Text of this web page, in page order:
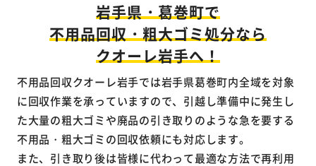
岩手県・葛巻町で
不用品回収・粗大ゴミ処分なら
クオーレ岩手へ！
不用品回収クオーレ岩手では岩手県葛巻町内全域を対象
に回収作業を承っていますので、引越し準備中に発生し
た大量の粗大ゴミや廃品の引き取りのような急を要する
不用品・粗大ゴミの回収依頼にも対応します。
また、引き取り後は皆様に代わって最適な方法で再利用